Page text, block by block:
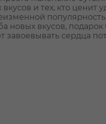
и тех, кто ценит
новых вкусов,
сердца